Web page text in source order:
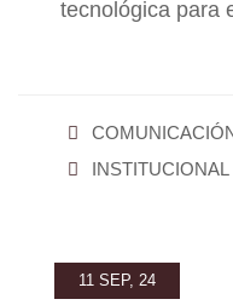
tecnológica para
INSTITUCIONAL
11 SEP, 24